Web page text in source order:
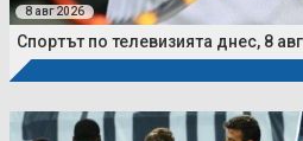
8 авг 2026
Спортът по телевизията днес, 8